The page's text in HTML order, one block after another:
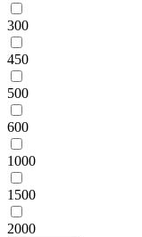
300
450
500
600
1000
1500
2000